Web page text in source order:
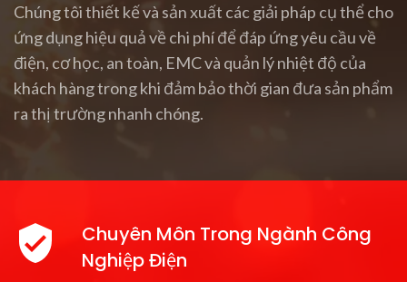
Chúng tôi thiết kế và sản xuất các giải pháp cụ thể cho
ứng dụng hiệu quả về chi phí để đáp ứng yêu cầu về
điện, cơ học, an toàn, EMC và quản lý nhiệt độ của
khách hàng trong khi đảm bảo thời gian đưa sản phẩm
ra thị trường nhanh chóng.
Chuyên Môn Trong Ngành Công
Nghiệp Điện